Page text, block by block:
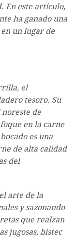
En este artículo,
ha ganado una
un lugar de
el
tesoro. Su
noreste de
en la carne
es una
de alta calidad
del
arte de la
y sazonando
que realzan
jugosas, bistec